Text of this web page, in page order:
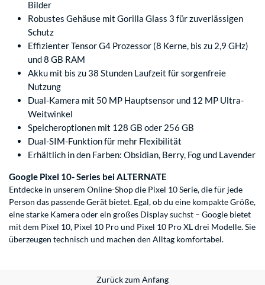
Bilder
Robustes Gehäuse mit Gorilla Glass 3 für zuverlässigen
Schutz
Effizienter Tensor G4 Prozessor (8 Kerne, bis zu 2,9 GHz)
und 8 GB RAM
Akku mit bis zu 38 Stunden Laufzeit für sorgenfreie
Nutzung
Dual-Kamera mit 50 MP Hauptsensor und 12 MP Ultra-
Weitwinkel
Speicheroptionen mit 128 GB oder 256 GB
Dual-SIM-Funktion für mehr Flexibilität
Erhältlich in den Farben: Obsidian, Berry, Fog und Lavender
Google Pixel 10- Series bei ALTERNATE
Entdecke in unserem Online-Shop die Pixel 10 Serie, die für jede
Person das passende Gerät bietet. Egal, ob du eine kompakte Größe,
eine starke Kamera oder ein großes Display suchst – Google bietet
mit dem Pixel 10, Pixel 10 Pro und Pixel 10 Pro XL drei Modelle. Sie
überzeugen technisch und machen den Alltag komfortabel.
Zurück zum Anfang